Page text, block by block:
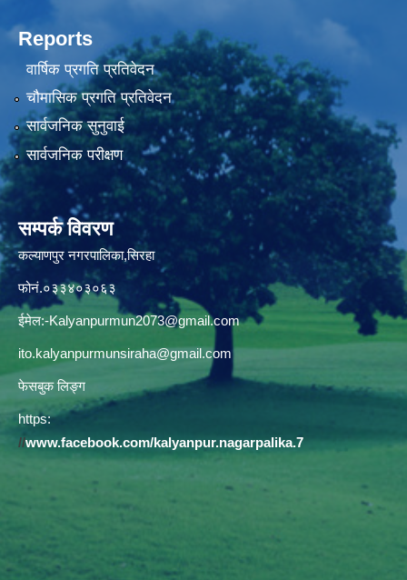
Reports
वार्षिक प्रगति प्रतिवेदन
चौमासिक प्रगति प्रतिवेदन
सार्वजनिक सुनुवाई
सार्वजनिक परीक्षण
सम्पर्क विवरण
कल्याणपुर नगरपालिका,सिरहा
फोनं.०३३४०३०६३
ईमेल:-Kalyanpurmun2073@gmail.com
ito.kalyanpurmunsiraha@gmail.com
फेसबुक लिङ्ग
https:
//www.facebook.com/kalyanpur.nagarpalika.7